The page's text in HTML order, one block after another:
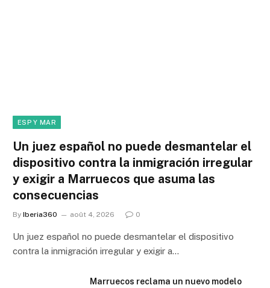
ESP Y MAR
Un juez español no puede desmantelar el
dispositivo contra la inmigración irregular
y exigir a Marruecos que asuma las
consecuencias
By Iberia360 août 4, 2026 0
Un juez español no puede desmantelar el dispositivo
contra la inmigración irregular y exigir a…
Marruecos reclama un nuevo modelo